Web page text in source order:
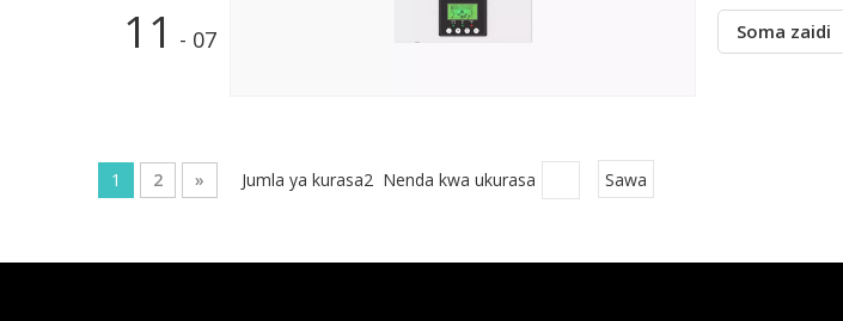
11 - 07 Soma zaidi
1 2 » Jumla ya kurasa2 Nenda kwa ukurasa Sawa